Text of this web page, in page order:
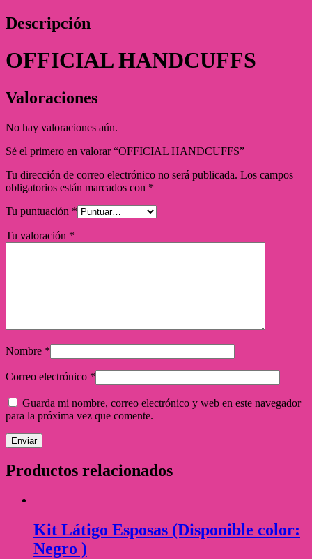
Descripción
OFFICIAL HANDCUFFS
Valoraciones
No hay valoraciones aún.
Sé el primero en valorar “OFFICIAL HANDCUFFS”
Tu dirección de correo electrónico no será publicada. Los campos
obligatorios están marcados con *
Tu puntuación *
Tu valoración *
Nombre *
Correo electrónico *
Guarda mi nombre, correo electrónico y web en este navegador
para la próxima vez que comente.
Productos relacionados
Kit Látigo Esposas (Disponible color:
Negro )